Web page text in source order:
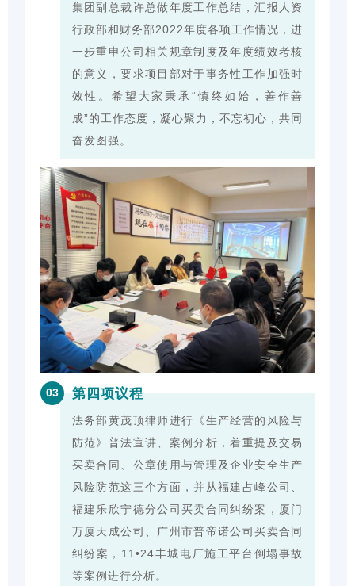
集团副总裁许总做年度工作总结，汇报人资
行政部和财务部2022年度各项工作情况，进
一步重申公司相关规章制度及年度绩效考核
的意义，要求项目部对于事务性工作加强时
效性。希望大家秉承“慎终如始，善作善
成”的工作态度，凝心聚力，不忘初心，共同
奋发图强。
03 第四项议程
法务部黄茂顶律师进行《生产经营的风险与
防范》普法宣讲、案例分析，着重提及交易
买卖合同、公章使用与管理及企业安全生产
风险防范这三个方面，并从福建占峰公司、
福建乐欣宁德分公司买卖合同纠纷案，厦门
万厦天成公司、广州市普帝诺公司买卖合同
纠纷案，11•24丰城电厂施工平台倒塌事故
等案例进行分析。